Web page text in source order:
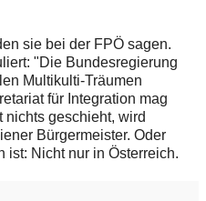
sie bei der FPÖ sagen.
"Die Bundesregierung
Multikulti-Träumen
für Integration mag
nichts geschieht, wird
Bürgermeister. Oder
ist: Nicht nur in Österreich.